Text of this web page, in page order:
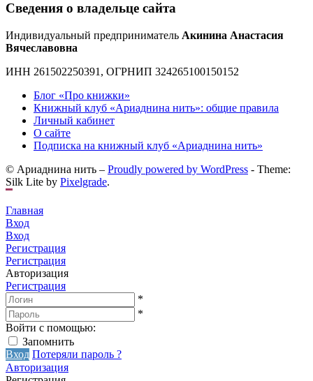
Сведения о владельце сайта
Индивидуальный предприниматель Акинина Анастасия
Вячеславовна
ИНН 261502250391, ОГРНИП 324265100150152
Блог «Про книжки»
Книжный клуб «Ариаднина нить»: общие правила
Личный кабинет
О сайте
Подписка на книжный клуб «Ариаднина нить»
© Ариаднина нить – Proudly powered by WordPress - Theme:
Silk Lite by Pixelgrade.
Главная
Вход
Вход
Регистрация
Регистрация
Авторизация
Регистрация
*
*
Войти с помощью:
Запомнить
Вход Потеряли пароль ?
Авторизация